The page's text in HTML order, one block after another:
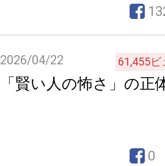
2026/04/22 61,455ビ
「賢い人の怖さ」の正
0